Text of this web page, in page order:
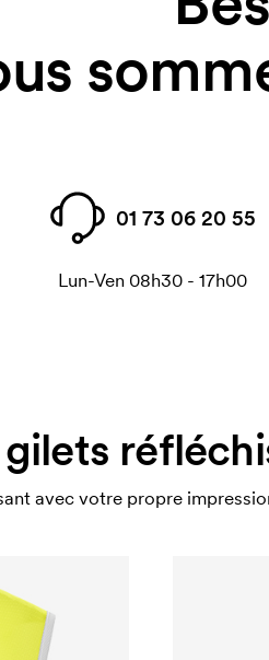
01 73 06 20 55
Lun-Ven 08h30 - 17h00
avec votre propre